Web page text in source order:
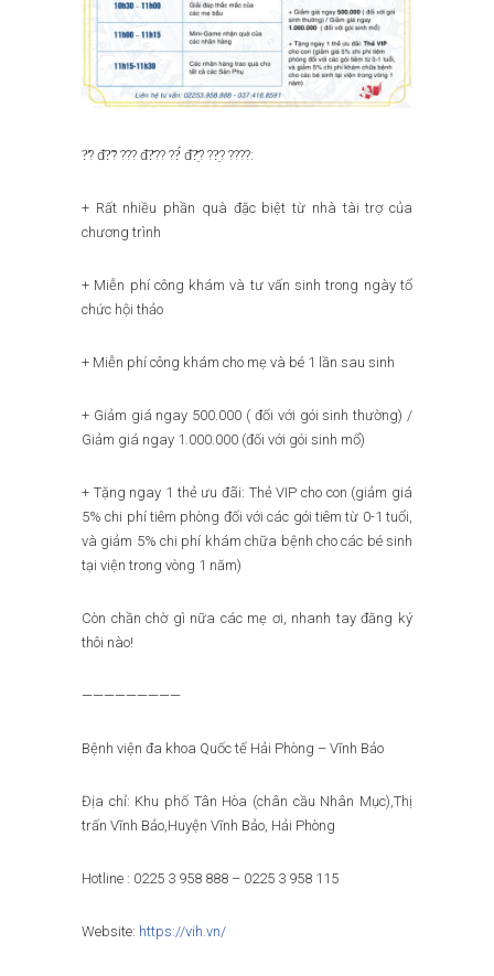
?̛? đ?̃? ??? đ?̆?? ??́ đ?̣̆? ??̣? ????:
+ Rất nhiều phần quà đặc biệt từ nhà tài trợ của
chương trình
+ Miễn phí công khám và tư vấn sinh trong ngày tổ
chức hội thảo
+ Miễn phí công khám cho mẹ và bé 1 lần sau sinh
+ Giảm giá ngay 500.000 ( đối với gói sinh thường) /
Giảm giá ngay 1.000.000 (đối với gói sinh mổ)
+ Tặng ngay 1 thẻ ưu đãi: Thẻ VIP cho con (giảm giá
5% chi phí tiêm phòng đối với các gói tiêm từ 0-1 tuổi,
và giảm 5% chi phí khám chữa bệnh cho các bé sinh
tại viện trong vòng 1 năm)
Còn chần chờ gì nữa các mẹ ơi, nhanh tay đăng ký
thôi nào!
—————————
Bệnh viện đa khoa Quốc tế Hải Phòng – Vĩnh Bảo
Địa chỉ: Khu phố Tân Hòa (chân cầu Nhân Mục),Thị
trấn Vĩnh Bảo,Huyện Vĩnh Bảo, Hải Phòng
Hotline : 0225 3 958 888 – 0225 3 958 115
Website: https://vih.vn/